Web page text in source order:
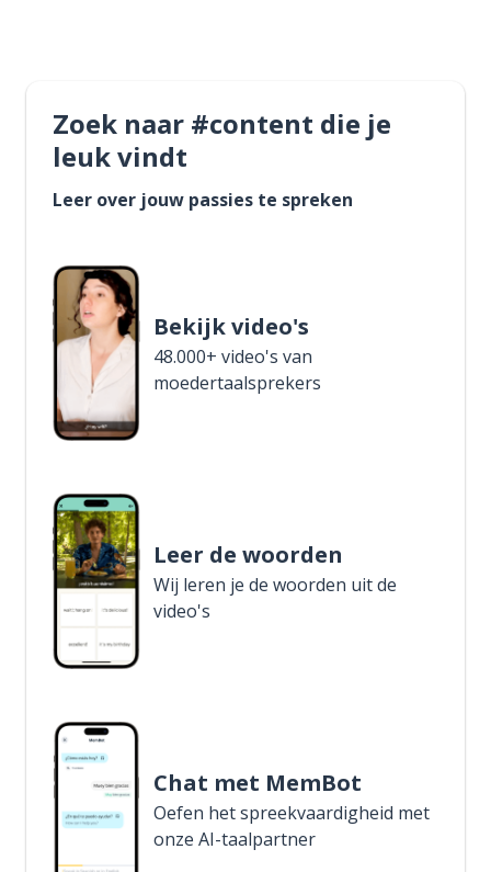
Zoek naar #content die je
leuk vindt
Leer over jouw passies te spreken
Bekijk video's
48.000+ video's van
moedertaalsprekers
Leer de woorden
Wij leren je de woorden uit de
video's
Chat met MemBot
Oefen het spreekvaardigheid met
onze AI-taalpartner